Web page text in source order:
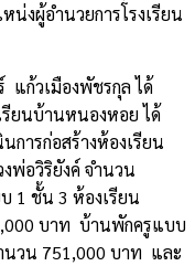
น่งผู้อำนวยการโรงเรียน
ก้วเมืองพัชรกุล ได้
รียนบ้านหนองหอย ได้
การก่อสร้างห้องเรียน
พ่อวิริยังค์ จำนวน
1 ชั้น 3 ห้องเรียน
บาท บ้านพักครูแบบ
นวน 751,000 บาท และ